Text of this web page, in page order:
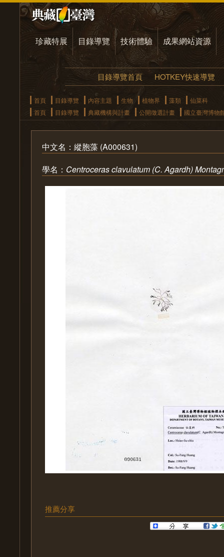
珍藏特展 目錄導覽 技術體驗 成果網站資源
目錄導覽首頁 HOTKEY快速導覽
首頁 目錄導覽 內容主題 生物 植物界 藻類
仙菜科
首頁
目錄導覽 典藏機構與計畫 公開徵選計畫 國立臺灣博物
中文名：縱胞藻 (A000631)
學名： Centroceras clavulatum (C. Agardh)
推薦分享